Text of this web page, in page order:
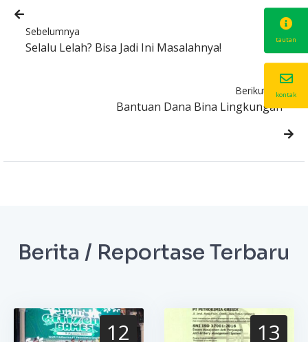
Sebelumnya
Selalu Lelah? Bisa Jadi Ini Masalahnya!
Berikutnya
Bantuan Dana Bina Lingkungan
Berita / Reportase Terbaru
12 13
tautan
kontak